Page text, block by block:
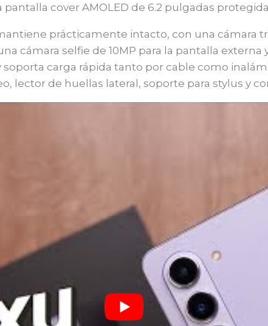
pantalla cover AMOLED de 6.2 pulgadas
prácticamente intacto, con una cámara
cámara selfie de 10MP para la pantalla
carga rápida tanto por cable como
lector de huellas lateral, soporte para stylus y